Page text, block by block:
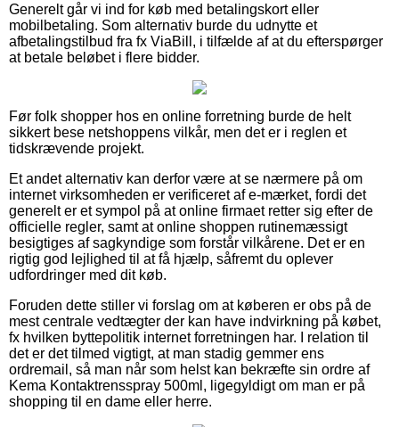
Generelt går vi ind for køb med betalingskort eller
mobilbetaling. Som alternativ burde du udnytte et
afbetalingstilbud fra fx ViaBill, i tilfælde af at du efterspørger
at betale beløbet i flere bidder.
Før folk shopper hos en online forretning burde de helt
sikkert bese netshoppens vilkår, men det er i reglen et
tidskrævende projekt.
Et andet alternativ kan derfor være at se nærmere på om
internet virksomheden er verificeret af e-mærket, fordi det
generelt er et sympol på at online firmaet retter sig efter de
officielle regler, samt at online shoppen rutinemæssigt
besigtiges af sagkyndige som forstår vilkårene. Det er en
rigtig god lejlighed til at få hjælp, såfremt du oplever
udfordringer med dit køb.
Foruden dette stiller vi forslag om at køberen er obs på de
mest centrale vedtægter der kan have indvirkning på købet,
fx hvilken byttepolitik internet forretningen har. I relation til
det er det tilmed vigtigt, at man stadig gemmer ens
ordremail, så man når som helst kan bekræfte sin ordre af
Kema Kontaktrensspray 500ml, ligegyldigt om man er på
shopping til en dame eller herre.